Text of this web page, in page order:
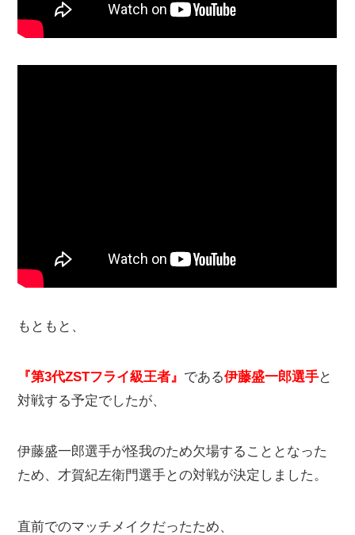
もともと、
『第3代ZSTフライ級王者』 である伊藤盛一郎選手と
対戦する予定でしたが、
伊藤盛一郎選手が怪我のため欠場することとなった
ため、才賀紀左衛門選手との対戦が決定しました。
直前でのマッチメイクだったため、